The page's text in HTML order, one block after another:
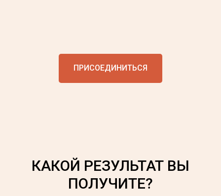
ПРИСОЕДИНИТЬСЯ
КАКОЙ РЕЗУЛЬТАТ ВЫ
ПОЛУЧИТЕ?